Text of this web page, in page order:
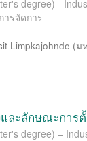
degree) -
รจัดการ
Limpkajohnde (ม
ละลักษณะการ
degree) –